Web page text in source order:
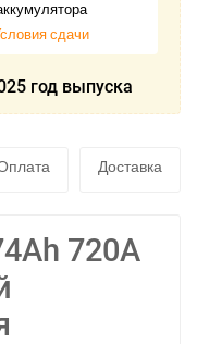
сдачи
год выпуска
Доставка
720A